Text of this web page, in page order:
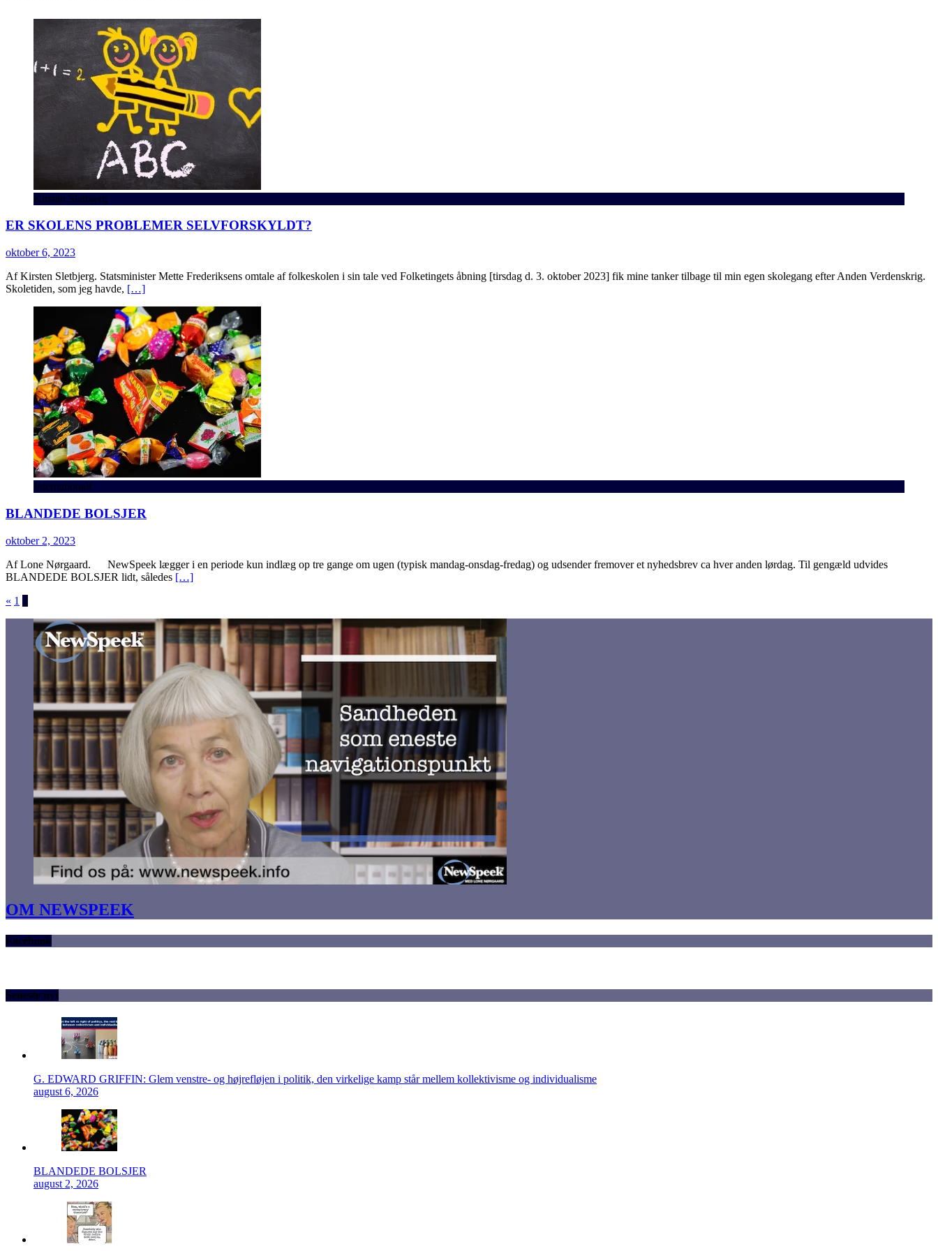
Kirsten Sletbjerg
ER SKOLENS PROBLEMER SELVFORSKYLDT?
oktober 6, 2023
Af Kirsten Sletbjerg. Statsminister Mette Frederiksens omtale af folkeskolen i sin tale ved Folketingets åbning [tirsdag d. 3. oktober 2023] fik mine tanker tilbage til min egen skolegang efter Anden Verdenskrig.
Skoletiden, som jeg havde, […]
Internationalt
BLANDEDE BOLSJER
oktober 2, 2023
Af Lone Nørgaard. NewSpeek lægger i en periode kun indlæg op tre gange om ugen (typisk mandag-onsdag-fredag) og udsender fremover et nyhedsbrev ca hver anden lørdag. Til gengæld udvides
BLANDEDE BOLSJER lidt, således […]
Indlægsinddeling
« 1 2
OM NEWSPEEK
Facebook
Seneste nyt
G. EDWARD GRIFFIN: Glem venstre- og højrefløjen i politik, den virkelige kamp står mellem kollektivisme og individualisme
august 6, 2026
BLANDEDE BOLSJER
august 2, 2026